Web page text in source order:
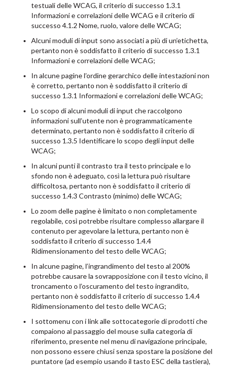
testuali delle WCAG, il criterio di successo 1.3.1
Informazioni e correlazioni delle WCAG e il criterio di
successo 4.1.2 Nome, ruolo, valore delle WCAG;
Alcuni moduli di input sono associati a più di un’etichetta,
pertanto non è soddisfatto il criterio di successo 1.3.1
Informazioni e correlazioni delle WCAG;
In alcune pagine l’ordine gerarchico delle intestazioni non
è corretto, pertanto non è soddisfatto il criterio di
successo 1.3.1 Informazioni e correlazioni delle WCAG;
Lo scopo di alcuni moduli di input che raccolgono
informazioni sull’utente non è programmaticamente
determinato, pertanto non è soddisfatto il criterio di
successo 1.3.5 Identificare lo scopo degli input delle
WCAG;
In alcuni punti il contrasto tra il testo principale e lo
sfondo non è adeguato, così la lettura può risultare
difficoltosa, pertanto non è soddisfatto il criterio di
successo 1.4.3 Contrasto (minimo) delle WCAG;
Lo zoom delle pagine è limitato o non completamente
regolabile, così potrebbe risultare complesso allargare il
contenuto per agevolare la lettura, pertanto non è
soddisfatto il criterio di successo 1.4.4
Ridimensionamento del testo delle WCAG;
In alcune pagine, l’ingrandimento del testo al 200%
potrebbe causare la sovrapposizione con il testo vicino, il
troncamento o l’oscuramento del testo ingrandito,
pertanto non è soddisfatto il criterio di successo 1.4.4
Ridimensionamento del testo delle WCAG;
I sottomenu con i link alle sottocategorie di prodotti che
compaiono al passaggio del mouse sulla categoria di
riferimento, presente nel menu di navigazione principale,
non possono essere chiusi senza spostare la posizione del
puntatore (ad esempio usando il tasto ESC della tastiera),